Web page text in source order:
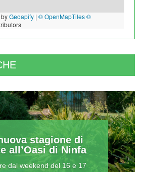
byGeoapify |© OpenMapTiles ©
stagione di
all’Oasi di Ninfa
dal weekend del 16 e 17